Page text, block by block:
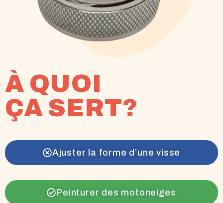
À QUOI
ÇA SERT?
Ajuster la forme d’une visse
Peinturer des motoneiges